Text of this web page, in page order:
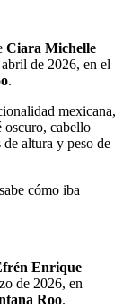
Ciara Michelle
de 2026, en el
.
mexicana,
oscuro, cabello
altura y peso de
cómo iba
Enrique
de 2026, en
Roo.